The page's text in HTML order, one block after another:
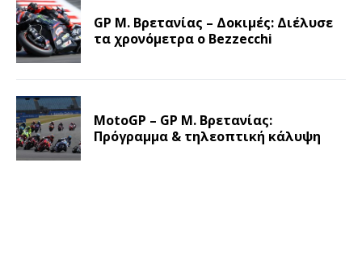
GP Μ. Βρετανίας – Δοκιμές: Διέλυσε
τα χρονόμετρα ο Bezzecchi
MotoGP – GP Μ. Βρετανίας:
Πρόγραμμα & τηλεοπτική κάλυψη